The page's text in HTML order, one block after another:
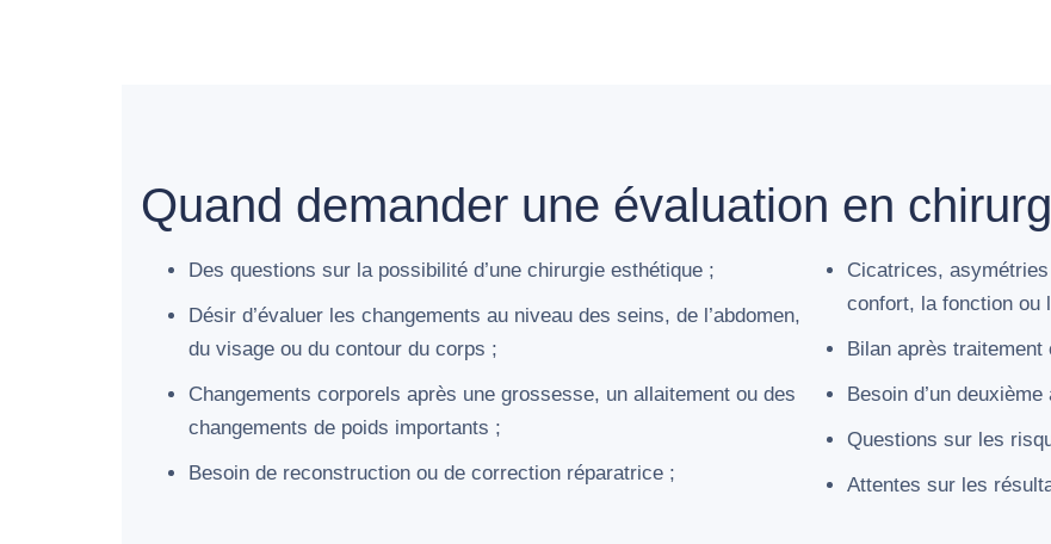
Quand demander une évaluation en
Des questions sur la possibilité d’une chirurgie esthétique ;
Désir d’évaluer les changements au niveau des seins, de l’abdomen,
du visage ou du contour du corps ;
Changements corporels après une grossesse, un allaitement ou des
changements de poids importants ;
Besoin de reconstruction ou de correction réparatrice ;
Cicatrices,
confort, la fonction ou
Bilan après
Besoin d’un deuxième
Questions sur les
Attentes sur les